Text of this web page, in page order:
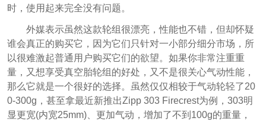
时，使用起来完全没有问题。
外媒表示虽然这款轮组很漂亮，性能也不错，但却怀疑
谁会真正的购买它，因为它们只针对一小部分细分市场，所
以很难激起普通用户购买它们的欲望。如果你非常注重重
量，又想享受真空胎轮组的好处，又不是很关心气动性能，
那么它就是一个很好的选择。虽然仅仅相较于气动轮轻了20
0-300g，甚至拿最近新推出Zipp 303 Firecrest为例，303明
显更宽(内宽25mm)、更加气动，增加了不到100g的重量，